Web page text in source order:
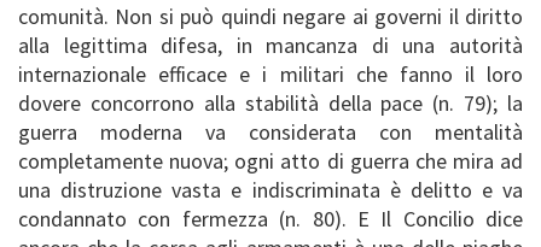
comunità. Non si può quindi negare ai governi il diritto
alla legittima difesa, in mancanza di una autorità
internazionale efficace e i militari che fanno il loro
dovere concorrono alla stabilità della pace (n. 79); la
guerra moderna va considerata con mentalità
completamente nuova; ogni atto di guerra che mira ad
una distruzione vasta e indiscriminata è delitto e va
condannato con fermezza (n. 80). E Il Concilio dice